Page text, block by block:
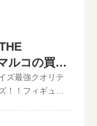
です。といま
定金額に納得し
からお申込みく
ットが届いた
け。自宅から出
れます！宅配買
買取り可能で
無料です。JANコ
取価格表の更新
頂いた買取査定
ますのでご安心
THE
買取価格は500
この他のワ
コチラから↓その
ルコの買取
ズ最強クオリテ
！！フィギュア